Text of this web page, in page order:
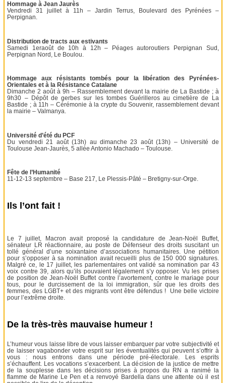
Hommage à Jean Jaurès
Vendredi 31 juillet à 11h – Jardin Terrus, Boulevard des Pyrénées –
Perpignan.
Distribution de tracts aux estivants
Samedi 1eraoût de 10h à 12h – Péages autoroutiers Perpignan Sud,
Perpignan Nord, Le Boulou.
Hommage aux résistants tombés pour la libération des Pyrénées-
Orientales et à la Résistance Catalane
Dimanche 2 août à 9h – Rassemblement devant la mairie de La Bastide ; à
9h30 – Dépôt de gerbes sur les tombes Guérilleros au cimetière de La
Bastide ; à 11h – Cérémonie à la crypte du Souvenir, rassemblement devant
la mairie – Valmanya.
Université d’été du PCF
Du vendredi 21 août (13h) au dimanche 23 août (13h) – Université de
Toulouse Jean-Jaurès, 5 allée Antonio Machado – Toulouse.
Fête de l’Humanité
11-12-13 septembre – Base 217, Le Plessis-Pâté – Bretigny-sur-Orge.
Ils l’ont fait !
Le 7 juillet, Macron avait proposé la candidature de Jean-Noël Buffet,
sénateur LR réactionnaire, au poste de Défenseur des droits suscitant un
tollé général d’une soixantaine d’associations humanitaires. Une pétition
pour s’opposer à sa nomination avait recueilli plus de 150 000 signatures.
Malgré ce, le 17 juillet, les parlementaires ont validé sa nomination par 43
voix contre 39, alors qu’ils pouvaient légalement s’y opposer. Vu les prises
de position de Jean-Noël Buffet contre l’avortement, contre le mariage pour
tous, pour le durcissement de la loi immigration, sûr que les droits des
femmes, des LGBT+ et des migrants vont être défendus ! Une belle victoire
pour l’extrême droite.
De la très-très mauvaise humeur !
L’humeur vous laisse libre de vous laisser embarquer par votre subjectivité et
de laisser vagabonder votre esprit sur les éventualités qui peuvent s’offrir à
vous : nous entrons dans une période pré-électorale. Les esprits
s’échauffent. Les vocations s’exacerbent. La décision de la justice de mettre
de la souplesse dans les décisions prises à propos du RN a ranimé la
flamme de Marine Le Pen et a renvoyé Bardella dans une attente où il est